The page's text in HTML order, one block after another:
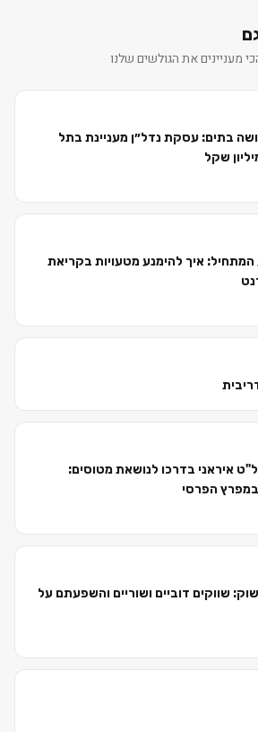
מעניינים את הגולשים שלנו
בתים: עסקת נדל״ן מעניינת בתל
איך להימנע מטעויות בקריאת
איראני בדרכו לנושאת מטוסים:
הפרסי
שווקים דוביים ושוריים והשפעתם על